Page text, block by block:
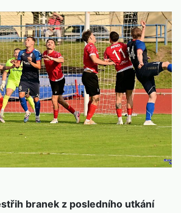
branek z posledního utkání